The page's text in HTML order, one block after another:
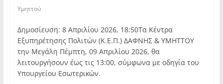
Υμηττού
Δημοσίευση: 8 Απριλίου 2026, 18:50Τα Κέντρα
Εξυπηρέτησης Πολιτών (Κ.Ε.Π.) ΔΑΦΝΗΣ & ΥΜΗΤΤΟΥ
την Μεγάλη Πέμπτη, 09 Απριλίου 2026, θα
λειτουργήσουν έως τις 13:00, σύμφωνα με οδηγία του
Υπουργείου Εσωτερικών.